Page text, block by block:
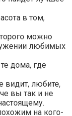
в том,
можно
любимых
дома, где
видит, любите,
вы так и не
на кого-